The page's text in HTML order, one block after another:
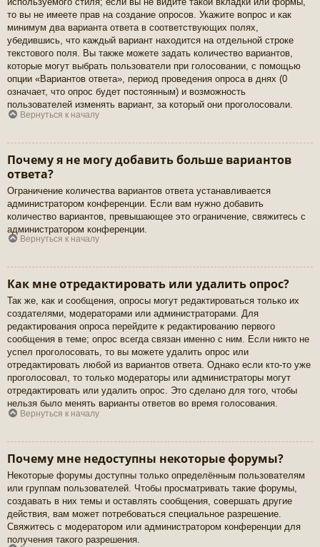
то вы не имеете прав на создание опросов. Укажите вопрос и как
минимум два варианта ответа в соответствующих полях,
убедившись, что каждый вариант находится на отдельной строке
текстового поля. Вы также можете задать количество вариантов,
которые могут выбрать пользователи при голосовании, с помощью
опции «Вариантов ответа», период проведения опроса в днях (0
означает, что опрос будет постоянным) и возможность
пользователей изменять вариант, за который они проголосовали.
Вернуться к началу
Почему я не могу добавить больше вариантов
ответа?
Ограничение количества вариантов ответа устанавливается
администратором конференции. Если вам нужно добавить
количество вариантов, превышающее это ограничение, свяжитесь с
администратором конференции.
Вернуться к началу
Как мне отредактировать или удалить опрос?
Так же, как и сообщения, опросы могут редактироваться только их
создателями, модераторами или администраторами. Для
редактирования опроса перейдите к редактированию первого
сообщения в теме; опрос всегда связан именно с ним. Если никто не
успел проголосовать, то вы можете удалить опрос или
отредактировать любой из вариантов ответа. Однако если кто-то уже
проголосовал, то только модераторы или администраторы могут
отредактировать или удалить опрос. Это сделано для того, чтобы
нельзя было менять варианты ответов во время голосования.
Вернуться к началу
Почему мне недоступны некоторые форумы?
Некоторые форумы доступны только определённым пользователям
или группам пользователей. Чтобы просматривать такие форумы,
создавать в них темы и оставлять сообщения, совершать другие
действия, вам может потребоваться специальное разрешение.
Свяжитесь с модератором или администратором конференции для
получения такого разрешения.